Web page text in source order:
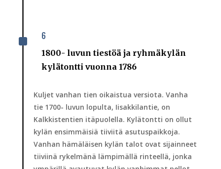
^ 6
1800- luvun tiestöä ja ryhmäkylän
kylätontti vuonna 1786
Kuljet vanhan tien oikaistua versiota. Vanha
tie 1700- luvun lopulta, Iisakkilantie, on
Kalkkistentien itäpuolella. Kylätontti on ollut
kylän ensimmäisiä tiiviitä asutuspaikkoja.
Vanhan hämäläisen kylän talot ovat sijainneet
tiiviinä rykelmänä lämpimällä rinteellä, jonka